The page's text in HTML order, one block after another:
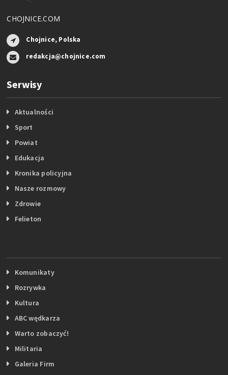
CHOJNICE.COM
Chojnice, Polska
redakcja@chojnice.com
Serwisy
Aktualności
Sport
Powiat
Edukacja
Kronika policyjna
Nasze rozmowy
Zdrowie
Felieton
Komunikaty
Rozrywka
Kultura
ABC wędkarza
Warto zobaczyć!
Militaria
Galeria Firm